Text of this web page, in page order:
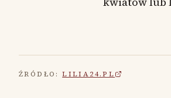
ŹRÓDŁO: LILIA24.PL